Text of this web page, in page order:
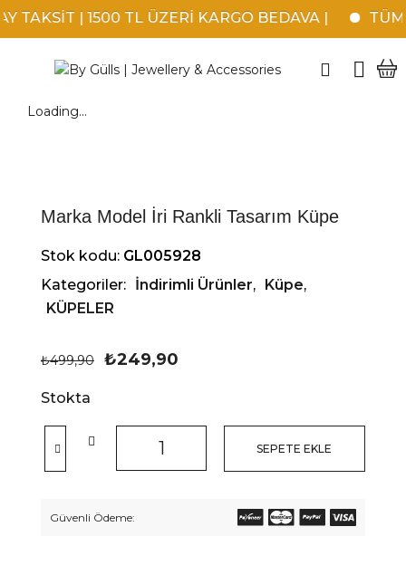
TAKSİT | 1500 TL ÜZERİ KARGO BEDAVA | TÜM
Loading...
Marka Model İri Rankli Tasarım Küpe
Stok kodu: GL005928
Kategoriler: İndirimli Ürünler, Küpe,
KÜPELER
₺499,90 ₺249,90
Stokta
SEPETE EKLE
Güvenli Ödeme: